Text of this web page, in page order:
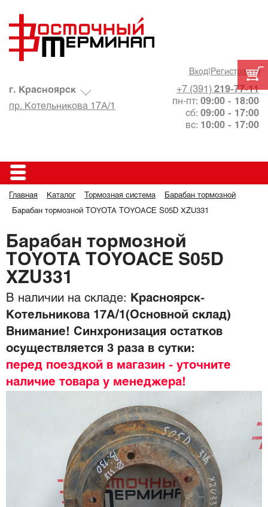
Вход| Регистрация
+7 (391) 219-77-11
пн-пт: 09:00 - 18:00
сб: 09:00 - 17:00
вс: 10:00 - 17:00
г. Красноярск
пр. Котельникова 17А/1
Главная Каталог Тормозная система Барабан тормозной
Барабан тормозной TOYOTA TOYOACE S05D XZU331
Барабан тормозной
TOYOTA TOYOACE S05D
XZU331
В наличии на складе:
Красноярск-
Котельникова 17А/1(Основной склад)
Внимание! Синхронизация остатков
осуществляется 3 раза в сутки:
перед поездкой в магазин - уточните
наличие товара у менеджера!